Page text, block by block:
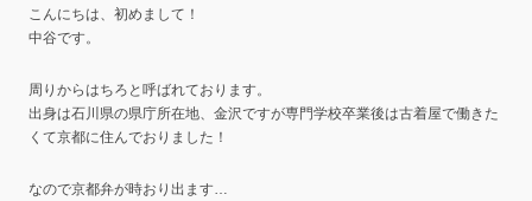
こんにちは、初めまして！
中谷です。
周りからはちろと呼ばれております。
出身は石川県の県庁所在地、金沢ですが専門学校卒業後は古着屋で働きた
くて京都に住んでおりました！
なので京都弁が時おり出ます…